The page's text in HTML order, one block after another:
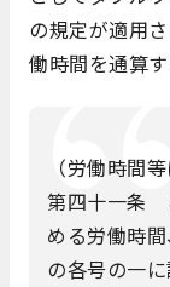
の規定が適用
働時間を通算
（労働時間
第四十一条
める労働時
の各号の一